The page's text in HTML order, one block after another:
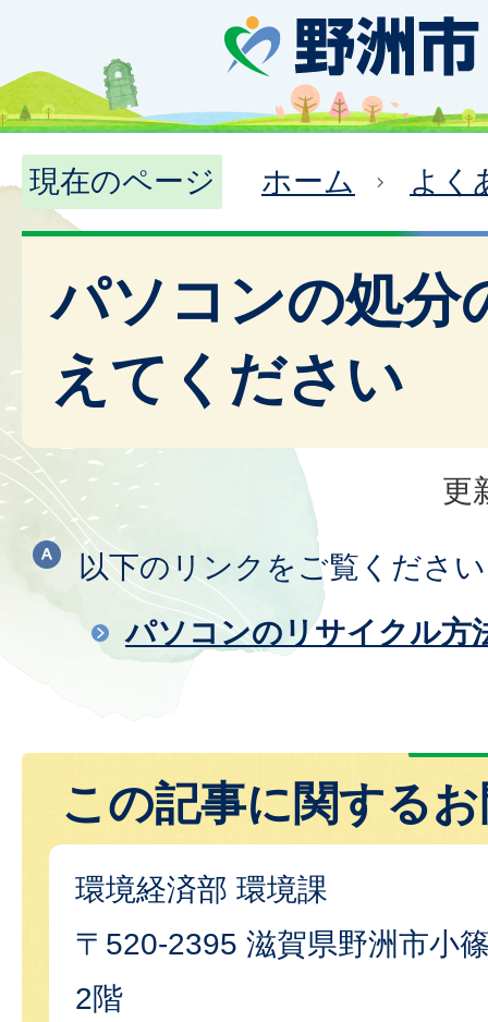
現在のページ ホーム よく
パソコンの処分
えてください
更
以下のリンクをご覧くださ
パソコンのリサイクル方
この記事に関する
環境経済部 環境課
〒520-2395 滋賀県野洲市小
2階